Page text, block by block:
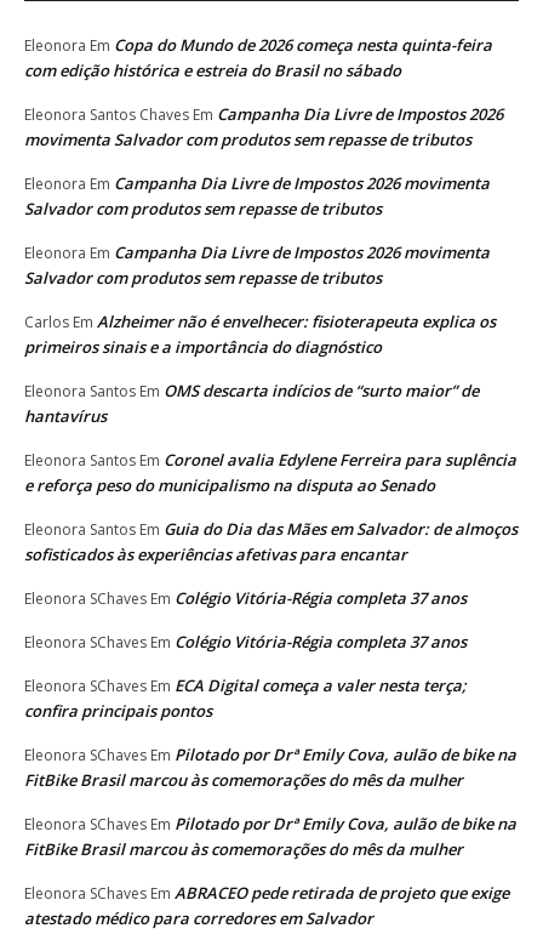
Eleonora Em Copa do Mundo de 2026 começa nesta quinta-feira
com edição histórica e estreia do Brasil no sábado
Eleonora Santos Chaves Em Campanha Dia Livre de Impostos 2026
movimenta Salvador com produtos sem repasse de tributos
Eleonora Em Campanha Dia Livre de Impostos 2026 movimenta
Salvador com produtos sem repasse de tributos
Eleonora Em Campanha Dia Livre de Impostos 2026 movimenta
Salvador com produtos sem repasse de tributos
Carlos Em Alzheimer não é envelhecer: fisioterapeuta explica os
primeiros sinais e a importância do diagnóstico
Eleonora Santos Em OMS descarta indícios de “surto maior” de
hantavírus
Eleonora Santos Em Coronel avalia Edylene Ferreira para suplência
e reforça peso do municipalismo na disputa ao Senado
Eleonora Santos Em Guia do Dia das Mães em Salvador: de almoços
sofisticados às experiências afetivas para encantar
Eleonora SChaves Em Colégio Vitória-Régia completa 37 anos
Eleonora SChaves Em Colégio Vitória-Régia completa 37 anos
Eleonora SChaves Em ECA Digital começa a valer nesta terça;
confira principais pontos
Eleonora SChaves Em Pilotado por Drª Emily Cova, aulão de bike na
FitBike Brasil marcou às comemorações do mês da mulher
Eleonora SChaves Em Pilotado por Drª Emily Cova, aulão de bike na
FitBike Brasil marcou às comemorações do mês da mulher
Eleonora SChaves Em ABRACEO pede retirada de projeto que exige
atestado médico para corredores em Salvador